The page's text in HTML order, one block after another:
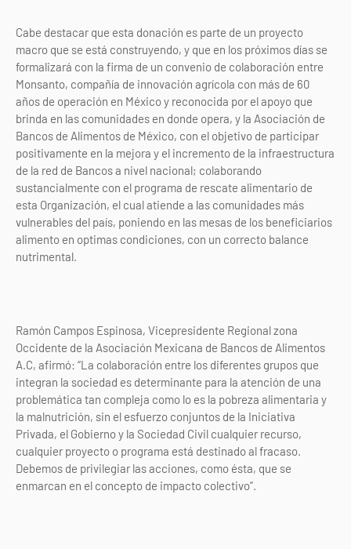
Cabe destacar que esta donación es parte de un proyecto
macro que se está construyendo, y que en los próximos días se
formalizará con la firma de un convenio de colaboración entre
Monsanto, compañía de innovación agrícola con más de 60
años de operación en México y reconocida por el apoyo que
brinda en las comunidades en donde opera, y la Asociación de
Bancos de Alimentos de México, con el objetivo de participar
positivamente en la mejora y el incremento de la infraestructura
de la red de Bancos a nivel nacional; colaborando
sustancialmente con el programa de rescate alimentario de
esta Organización, el cual atiende a las comunidades más
vulnerables del país, poniendo en las mesas de los beneficiarios
alimento en optimas condiciones, con un correcto balance
nutrimental.
Ramón Campos Espinosa, Vicepresidente Regional zona
Occidente de la Asociación Mexicana de Bancos de Alimentos
A.C, afirmó: “La colaboración entre los diferentes grupos que
integran la sociedad es determinante para la atención de una
problemática tan compleja como lo es la pobreza alimentaria y
la malnutrición, sin el esfuerzo conjuntos de la Iniciativa
Privada, el Gobierno y la Sociedad Civil cualquier recurso,
cualquier proyecto o programa está destinado al fracaso.
Debemos de privilegiar las acciones, como ésta, que se
enmarcan en el concepto de impacto colectivo”.